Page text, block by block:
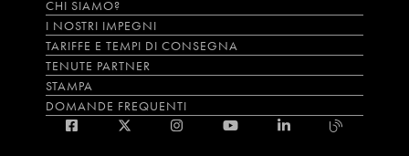
CHI SIAMO?
I NOSTRI IMPEGNI
TARIFFE E TEMPI DI CONSEGNA
TENUTE PARTNER
STAMPA
DOMANDE FREQUENTI